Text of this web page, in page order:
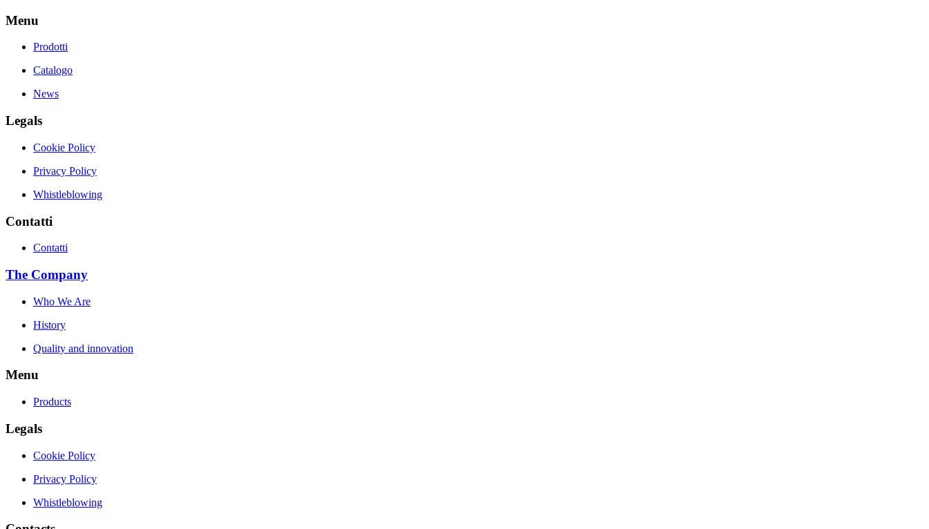
Menu
Prodotti
Catalogo
News
Legals
Cookie Policy
Privacy Policy
Whistleblowing
Contatti
Contatti
The Company
Who We Are
History
Quality and innovation
Menu
Products
Legals
Cookie Policy
Privacy Policy
Whistleblowing